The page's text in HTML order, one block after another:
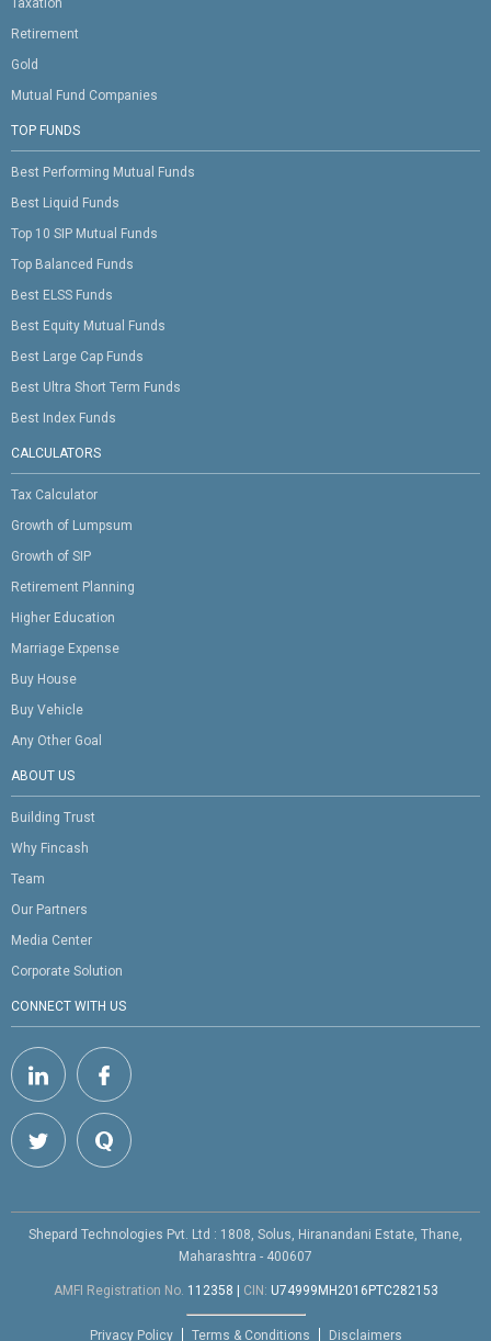
Taxation
Retirement
Gold
Mutual Fund Companies
TOP FUNDS
Best Performing Mutual Funds
Best Liquid Funds
Top 10 SIP Mutual Funds
Top Balanced Funds
Best ELSS Funds
Best Equity Mutual Funds
Best Large Cap Funds
Best Ultra Short Term Funds
Best Index Funds
CALCULATORS
Tax Calculator
Growth of Lumpsum
Growth of SIP
Retirement Planning
Higher Education
Marriage Expense
Buy House
Buy Vehicle
Any Other Goal
ABOUT US
Building Trust
Why Fincash
Team
Our Partners
Media Center
Corporate Solution
CONNECT WITH US
Shepard Technologies Pvt. Ltd : 1808, Solus, Hiranandani Estate, Thane,
Maharashtra - 400607
AMFI Registration No. 112358 CIN: U74999MH2016PTC282153
Privacy Policy Terms & Conditions Disclaimers